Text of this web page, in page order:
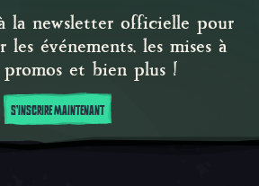
la newsletter officielle pour
les événements, les mises à
promos et bien plus !
S'INSCRIRE MAINTENANT